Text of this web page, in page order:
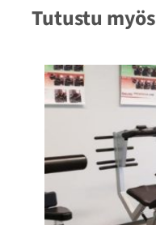
Tutustu myös
Tällä
tuotteella
on
muunnelma.
Voit
tehdä
valinnat